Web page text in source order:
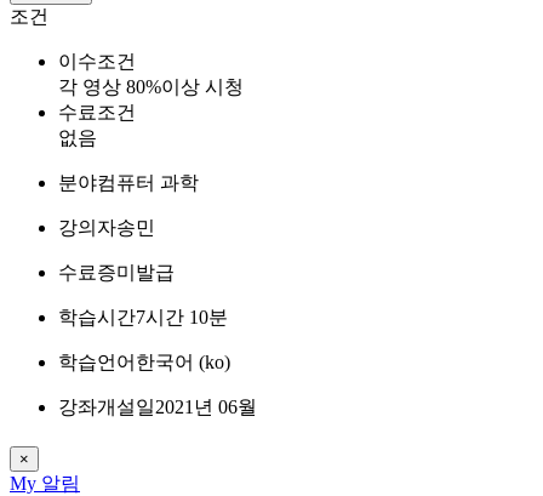
조건
이수조건
각 영상 80%이상 시청
수료조건
없음
분야컴퓨터 과학
강의자송민
수료증미발급
학습시간7시간 10분
학습언어 한국어 ‎(ko)‎
강좌개설일2021년 06월
×
My 알림